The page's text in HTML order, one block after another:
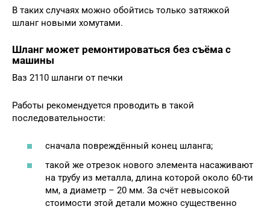
В таких случаях можно обойтись только затяжкой
шланг новыми хомутами.
Шланг может ремонтироваться без съёма с
машины
Ваз 2110 шланги от печки
Работы рекомендуется проводить в такой
последовательности:
сначала повреждённый конец шланга;
такой же отрезок нового элемента насаживают
на трубу из металла, длина которой около 60-ти
мм, а диаметр – 20 мм. За счёт невысокой
стоимости этой детали можно существенно